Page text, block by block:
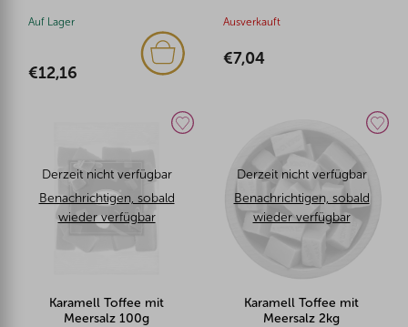
Auf Lager
€12,16
Ausverkauft
€7,04
Derzeit nicht verfügbar
Benachrichtigen, sobald
wieder verfügbar
Karamell Toffee mit
Meersalz 100g
Derzeit nicht verfügbar
Benachrichtigen, sobald
wieder verfügbar
Karamell Toffee mit
Meersalz 2kg